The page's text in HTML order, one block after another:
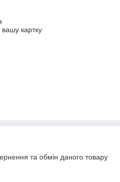
картку
та обмін даного товару